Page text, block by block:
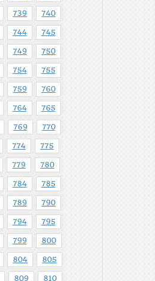
739 740
744 745
749 750
754 755
759 760
764 765
769 770
774 775
779 780
784 785
789 790
794 795
799 800
804 805
809 810